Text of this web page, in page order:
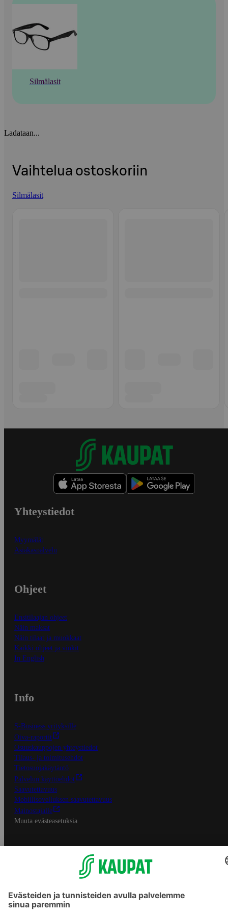
Silmälasit
Ladataan...
Vaihtelua ostoskoriin
Silmälasit
Yhteystiedot
Myymälät
Asiakaspalvelu
Ohjeet
Ensitilaajan ohjeet
Näin maksat
Näin tilaat ja muokkaat
Kaikki ohjeet ja vinkit
In English
Info
S-Business yrityksille
Oiva-raportit
Osuuskauppojen yhteystiedot
Tilaus- ja toimitusehdot
Tietosuojakäytäntö
Palvelun käyttöehdot
Saavutettavuus
Mobiilisovelluksen saavutettavuus
Mainostajalle
Muuta evästeasetuksia
S-ryhmän palvelut
Asiakasomistajuus
Yhteishyvä Ruoka -sovellus